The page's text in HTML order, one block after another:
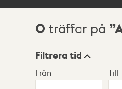
Sökresultat
0 träffar på
Visningsläge
Filtrera tid
Från Till